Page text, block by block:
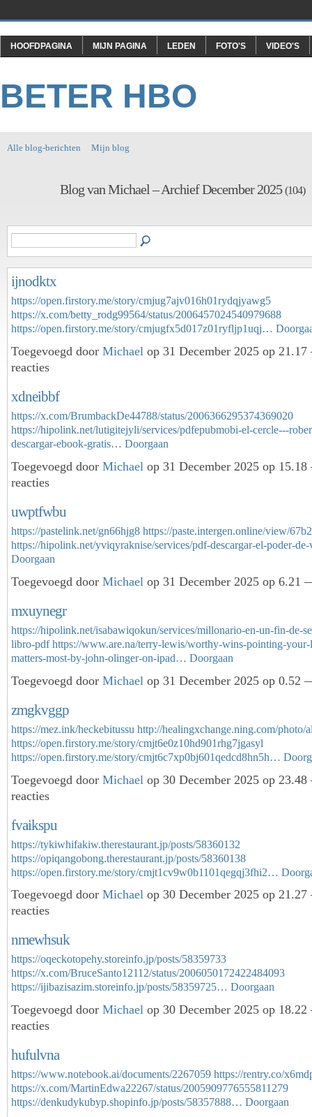
HOOFDPAGINA MIJN PAGINA LEDEN FOTO'S VIDEO'S
BETER HBO
Alle blog-berichten Mijn blog
Blog van Michael – Archief December 2025(104)
ijnodktx
https://open.firstory.me/story/cmjug7ajv016h01rydqjyawg5
https://x.com/betty_rodg99564/status/2006457024540979688
https://open.firstory.me/story/cmjugfx5d017z01ryfljp1uqj…
Toegevoegd door Michael op 31 December 2025 op
reacties
xdneibbf
https://x.com/BrumbackDe44788/status/2006366295374369020
https://hipolink.net/lutigitejyli/services/pdfepubmobi-el-cercle---
descargar-ebook-gratis… Doorgaan
Toegevoegd door Michael op 31 December 2025 op
reacties
uwptfwbu
https://pastelink.net/gn66hjg8 https://paste.intergen.online/view/
https://hipolink.net/yviqyraknise/services/pdf-descargar-el-poder-
Doorgaan
Toegevoegd door Michael op 31 December 2025 op 6.21
mxuynegr
https://hipolink.net/isabawiqokun/services/millonario-en-un-fin-de-
libro-pdf https://www.are.na/terry-lewis/worthy-wins-pointing-
matters-most-by-john-olinger-on-ipad… Doorgaan
Toegevoegd door Michael op 31 December 2025 op 0.52
zmgkvggp
https://mez.ink/heckebitussu http://healingxchange.ning.com/photo/
https://open.firstory.me/story/cmjt6e0z10hd901rhg7jgasyl
https://open.firstory.me/story/cmjt6c7xp0bj601qedcd8hn5h…
Toegevoegd door Michael op 30 December 2025 op
reacties
fvaikspu
https://tykiwhifakiw.therestaurant.jp/posts/58360132
https://opiqangobong.therestaurant.jp/posts/58360138
https://open.firstory.me/story/cmjt1cv9w0b1101qegqj3fhi2…
Toegevoegd door Michael op 30 December 2025 op
reacties
nmewhsuk
https://oqeckotopehy.storeinfo.jp/posts/58359733
https://x.com/BruceSanto12112/status/2006050172422484093
https://ijibazisazim.storeinfo.jp/posts/58359725… Doorgaan
Toegevoegd door Michael op 30 December 2025 op
reacties
hufulvna
https://www.notebook.ai/documents/2267059 https://rentry.co/
https://x.com/MartinEdwa22267/status/2005909776555811279
https://denkudykubyp.shopinfo.jp/posts/58357888… Doorgaan